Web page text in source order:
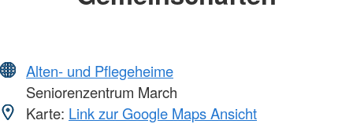
Alten- und Pflegeheime
Seniorenzentrum March
Karte: Link zur Google Maps Ansicht